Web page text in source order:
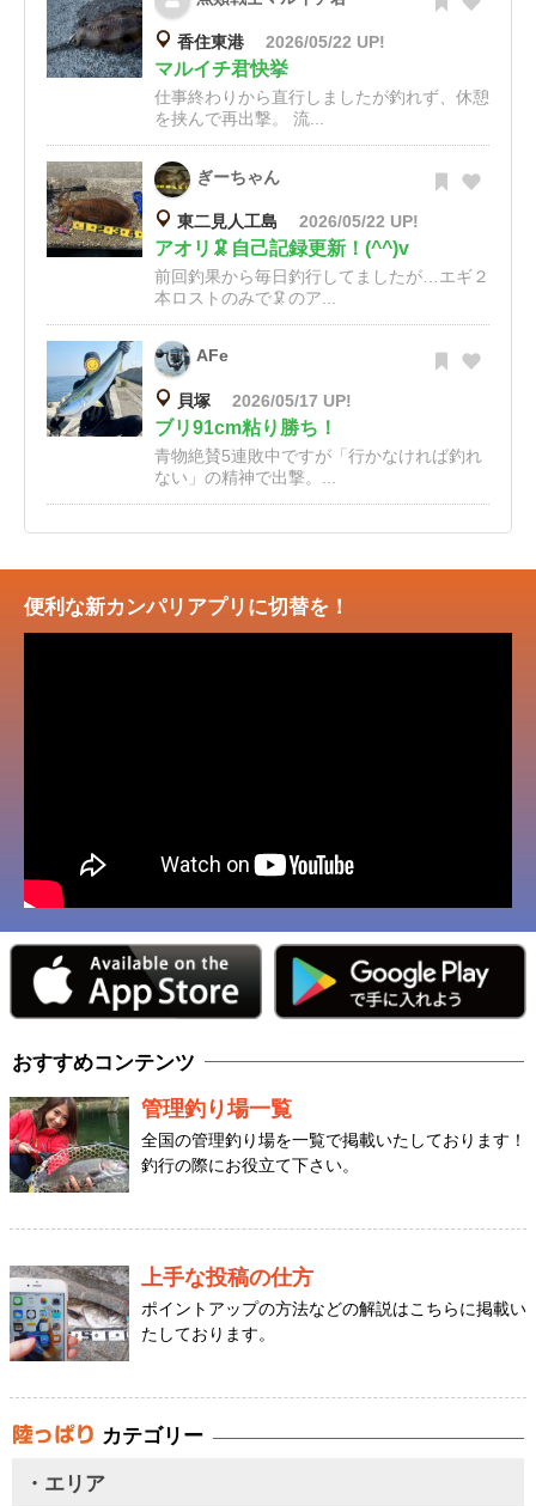
香住東港 2026/05/22 UP!
マルイチ君快挙
仕事終わりから直行しましたが釣れず、休憩
を挟んで再出撃。 流...
ぎーちゃん
東二見人工島 2026/05/22 UP!
アオリ🦑自己記録更新！(^^)v
前回釣果から毎日釣行してましたが…エギ２
本ロストのみで🦑のア...
AFe
貝塚 2026/05/17 UP!
ブリ91cm粘り勝ち！
青物絶賛5連敗中ですが「行かなければ釣れ
ない」の精神で出撃。...
便利な新カンパリアプリに切替を！
おすすめコンテンツ
管理釣り場一覧
全国の管理釣り場を一覧で掲載いたしております！
釣行の際にお役立て下さい。
上手な投稿の仕方
ポイントアップの方法などの解説はこちらに掲載い
たしております。
カテゴリー
・エリア